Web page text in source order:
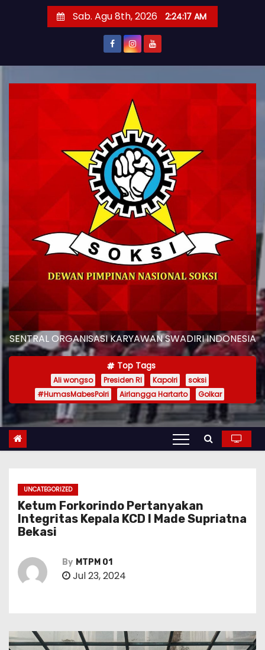
Sab. Agu 8th, 2026 2:24:19 AM
SENTRAL ORGANISASI KARYAWAN SWADIRI INDONESIA
Top Tags
Ali wongso Presiden RI Kapolri
soksi
#HumasMabesPolri
Airlangga Hartarto Golkar
UNCATEGORIZED
Ketum Forkorindo Pertanyakan
Integritas Kepala KCD I Made Supriatna
Bekasi
By MTPM 01
Jul 23, 2024